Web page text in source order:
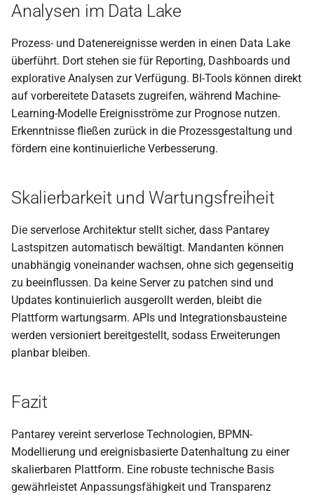
PDF-Metadaten lesen
Seiten aus PDF entfernen
PDF-Text extrahieren
PDF-Text extrahieren
Dokument auslesen (OCR)
KI: Daten aus OCR
extrahieren
Prüfen, ob Datei oder
auf FTP-Server existiert
Text aus Handlebars-
KI: Dokument klassifizieren
KI: Strukturierte Daten
extrahieren
Analysen im Data Lake
Prozess- und Datenereignisse werden in einen Data Lake
überführt. Dort stehen sie für Reporting, Dashboards und
explorative Analysen zur Verfügung. BI-Tools können direkt
auf vorbereitete Datasets zugreifen, während Machine-
Learning-Modelle Ereignisströme zur Prognose nutzen.
Erkenntnisse fließen zurück in die Prozessgestaltung und
fördern eine kontinuierliche Verbesserung.
Skalierbarkeit und Wartungsfreiheit
Die serverlose Architektur stellt sicher, dass Pantarey
Lastspitzen automatisch bewältigt. Mandanten können
unabhängig voneinander wachsen, ohne sich gegenseitig
zu beeinflussen. Da keine Server zu patchen sind und
Updates kontinuierlich ausgerollt werden, bleibt die
Plattform wartungsarm. APIs und Integrationsbausteine
werden versioniert bereitgestellt, sodass Erweiterungen
planbar bleiben.
Fazit
Pantarey vereint serverlose Technologien, BPMN-
Modellierung und ereignisbasierte Datenhaltung zu einer
skalierbaren Plattform. Eine robuste technische Basis
gewährleistet Anpassungsfähigkeit und Transparenz